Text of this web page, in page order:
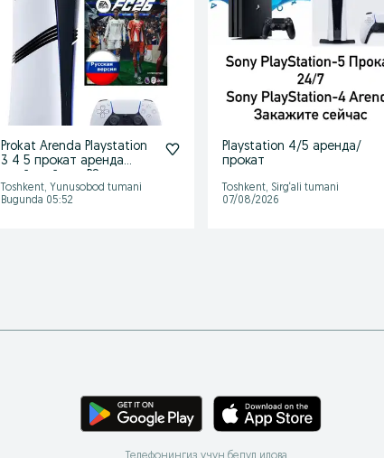
Prokat Arenda Playstation
3 4 5 прокат аренда
Toshkent, Yunusobod tumani
Bugunda 05:52
Playstation 4/5 аренда/
прокат
Toshkent, Sirg‘ali tumani
07/08/2026